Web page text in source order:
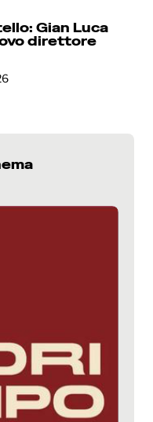
Gian Luca
direttore